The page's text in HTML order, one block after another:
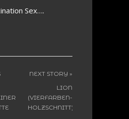
Sex….
NEXT STORY »
LION
(VIERFARBEN-
HOLZSCHNITT)